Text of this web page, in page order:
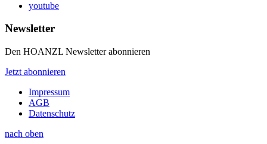
youtube
Newsletter
Den HOANZL Newsletter abonnieren
Jetzt abonnieren
Impressum
AGB
Datenschutz
nach oben